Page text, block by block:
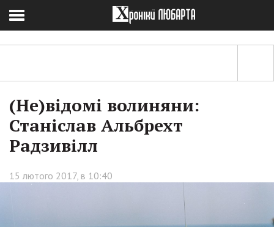
(Не)відомі волиняни:
Станіслав Альбрехт
Радзивілл
15 лютого 2017, в 10:40